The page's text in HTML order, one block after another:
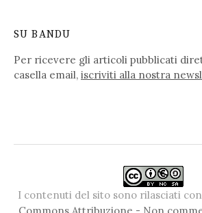
SU BANDU
Per ricevere gli articoli pubblicati
casella email, iscriviti alla nostra
I contenuti del sito sono rilasciati
Commons Attribuzione - Non